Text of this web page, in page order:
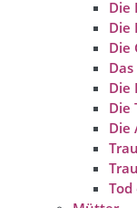
Die
Die
Die
Die
Die
Die
Tod